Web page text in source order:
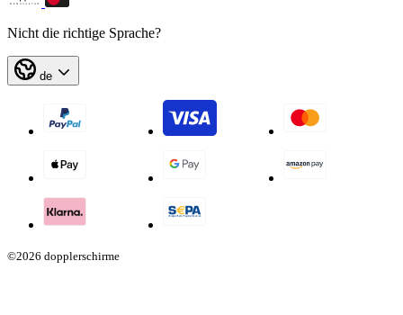
Nicht die richtige Sprache?
de
©2026 dopplerschirme